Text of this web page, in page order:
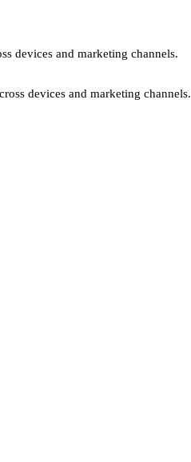
devices and marketing channels.
devices and marketing channels.